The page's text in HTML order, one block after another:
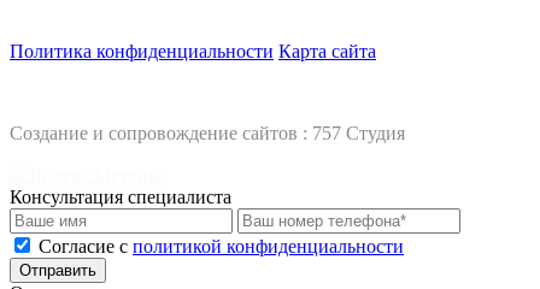
Политика конфиденциальности Карта сайта
Создание и сопровождение сайтов : 757 Студия
Консультация специалиста
Cогласие с политикой конфиденциальности
Отправить